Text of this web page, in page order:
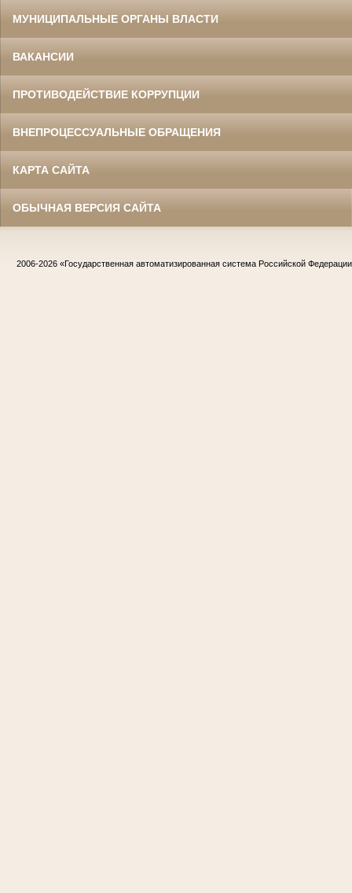
МУНИЦИПАЛЬНЫЕ ОРГАНЫ ВЛАСТИ
ВАКАНСИИ
ПРОТИВОДЕЙСТВИЕ КОРРУПЦИИ
ВНЕПРОЦЕССУАЛЬНЫЕ ОБРАЩЕНИЯ
КАРТА САЙТА
ОБЫЧНАЯ ВЕРСИЯ САЙТА
2006-2026 «Государственная автоматизированная система Российской